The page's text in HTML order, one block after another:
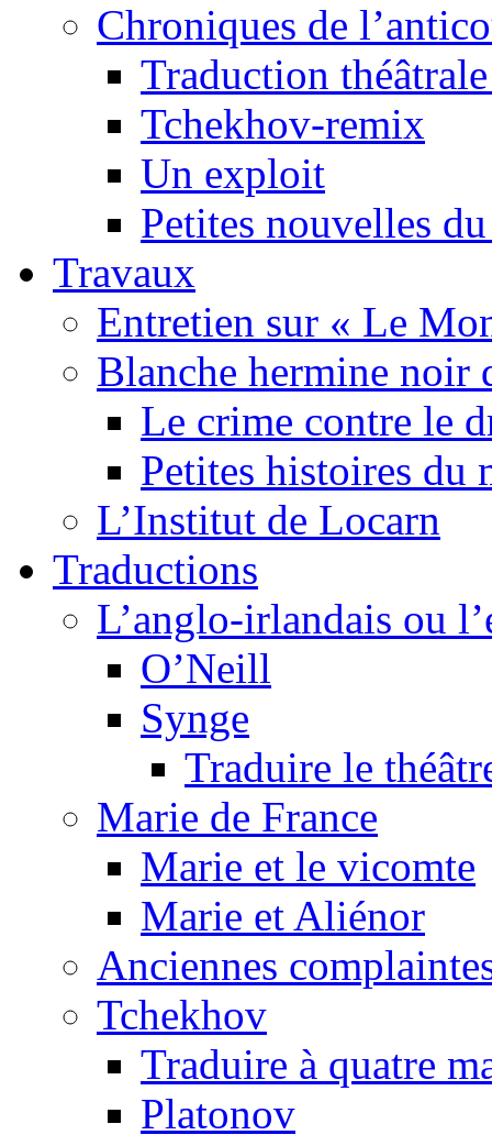
Chroniques de
Traduction
Tchekhov-remix
Un exploit
Petites nouvelles
Travaux
Entretien sur « Le
Blanche hermine noir
Le crime contre le
Petites histoires du
L’Institut de Locarn
Traductions
L’anglo-irlandais ou
O’Neill
Synge
Traduire le
Marie de France
Marie et le vicomte
Marie et Aliénor
Anciennes
Tchekhov
Traduire à quatre
Platonov